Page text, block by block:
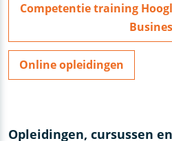
Competentie training
Online opleidingen
Opleidingen, cursussen